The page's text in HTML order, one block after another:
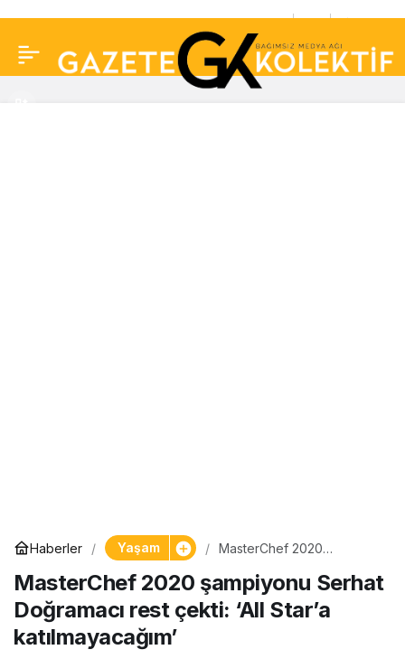
Haberler Yaşam
MasterChef 2020
Doğramacı rest çekti: ‘All
Star’a katılmayacağım’
MasterChef 2020 şampiyonu Serhat
Doğramacı rest çekti: ‘All Star’a
katılmayacağım’
dev zammı